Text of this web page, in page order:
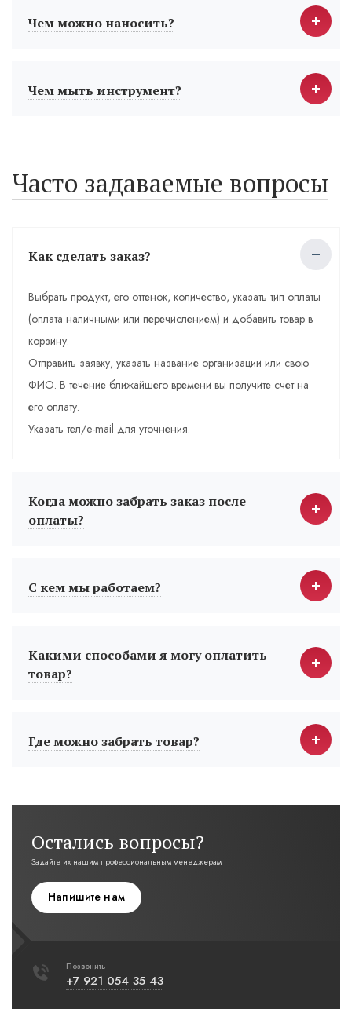
Чем можно наносить?
Чем мыть инструмент?
Часто задаваемые вопросы
Как сделать заказ?
Выбрать продукт, его оттенок, количество, указать тип оплаты
(оплата наличными или перечислением) и добавить товар в
корзину.
Отправить заявку, указать название организации или свою
ФИО. В течение ближайшего времени вы получите счет на
его оплату.
Указать тел/e-mail для уточнения.
Когда можно забрать заказ после
оплаты?
С кем мы работаем?
Какими способами я могу оплатить
товар?
Где можно забрать товар?
Остались вопросы?
Задайте их нашим профессиональным менеджерам
Напишите нам
Позвонить
+7 921 054 35 43